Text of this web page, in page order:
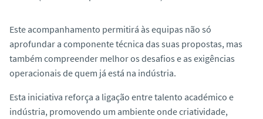
Este acompanhamento permitirá às equipas não só
aprofundar a componente técnica das suas propostas, mas
também compreender melhor os desafios e as exigências
operacionais de quem já está na indústria.
Esta iniciativa reforça a ligação entre talento académico e
indústria, promovendo um ambiente onde criatividade,